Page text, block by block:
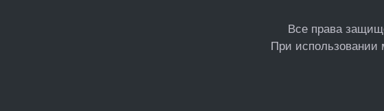
Все права
При использовании